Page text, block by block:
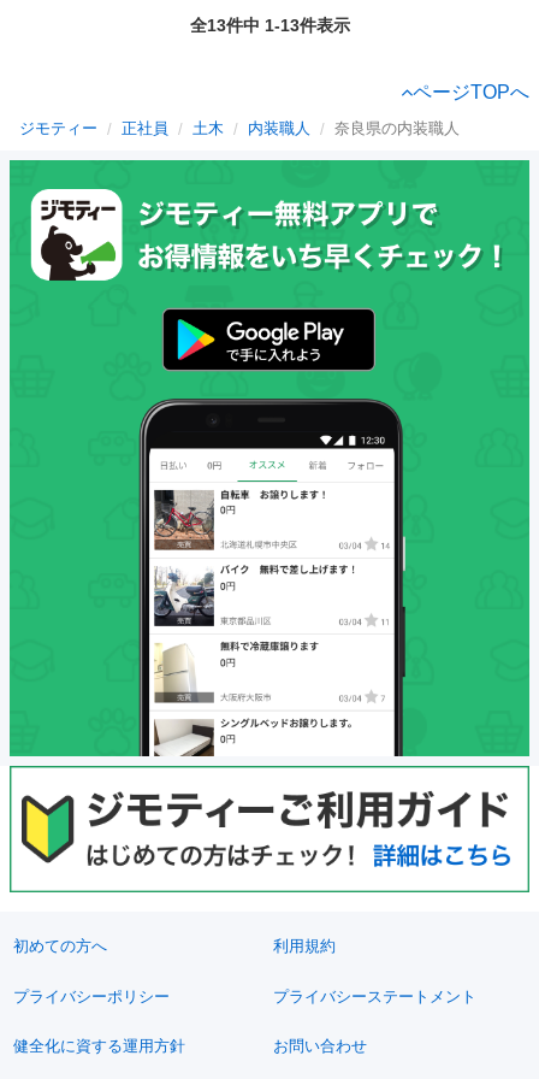
全13件中 1-13件表示
ページTOPへ
ジモティー 正社員 土木 内装職人 奈良県の内装職人
初めての方へ 利用規約
プライバシーポリシー プライバシーステートメント
健全化に資する運用方針 お問い合わせ